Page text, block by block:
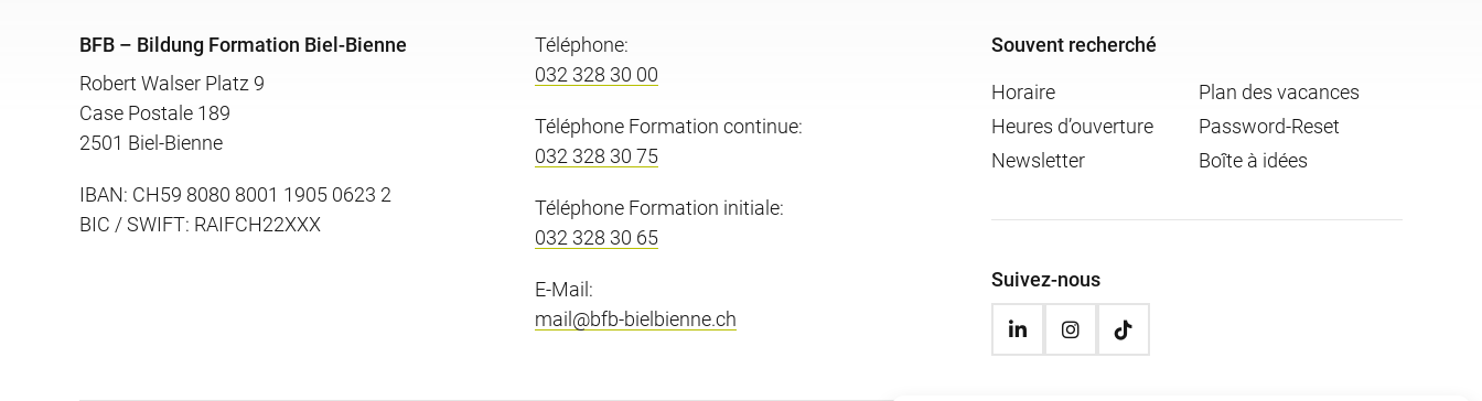
BFB – Bildung Formation Biel-Bienne
Robert Walser Platz 9
Case Postale 189
2501 Biel-Bienne
IBAN: CH59 8080 8001 1905 0623 2
BIC / SWIFT: RAIFCH22XXX
Téléphone:
032 328 30 00
Téléphone Formation continue:
032 328 30 75
Téléphone Formation initiale:
032 328 30 65
E-Mail:
mail@bfb-bielbienne.ch
Souvent recherché
Horaire
Plan des vacances
Heures d’ouverture
Password-Reset
Newsletter
Boîte à idées
Suivez-nous